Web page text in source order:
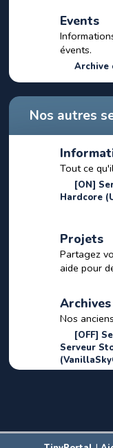
Events
évents.
Archive
Nos autres
Tout ce
[ON]
Hardcore
Projets
Partagez
aide pour
Nos
[OFF]
Serveur